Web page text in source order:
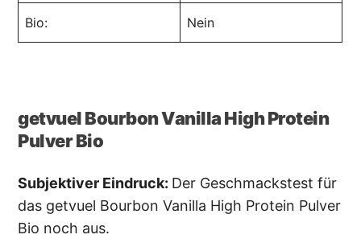
Bio: Nein
getvuel Bourbon Vanilla High Protein
Pulver Bio
Subjektiver Eindruck: Der Geschmackstest für
das getvuel Bourbon Vanilla High Protein Pulver
Bio noch aus.